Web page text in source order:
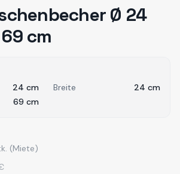
Ø 24
cm
24 cm Breite 24 cm
69 cm
(Miete)